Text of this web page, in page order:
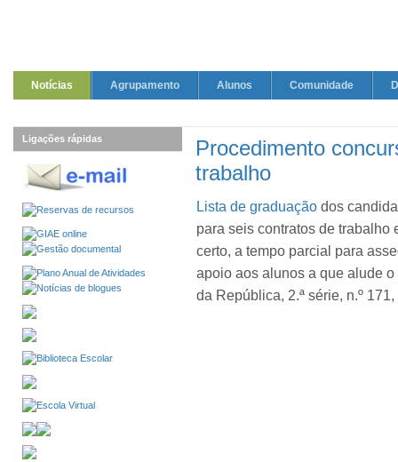
Notícias Agrupamento Alunos Comunidade
Procedimento
trabalho
Lista de graduação dos
para seis contratos de trabalho
certo, a tempo parcial para
apoio aos alunos a que alude
da República, 2.ª série, n.º
Ligações rápidas